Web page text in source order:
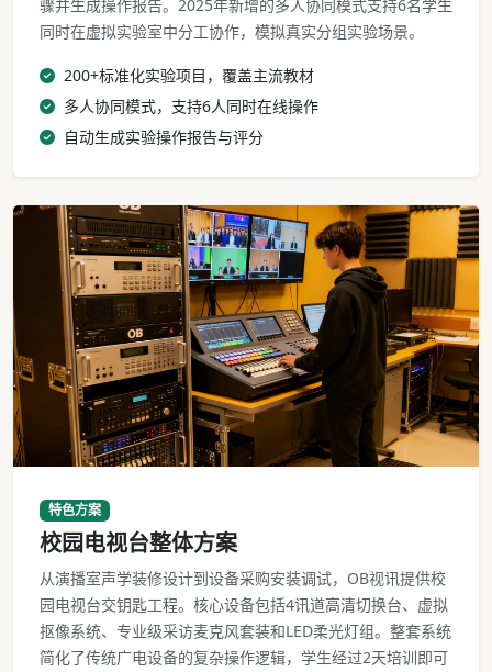
骤并生成操作报告。2025年新增的多人协同模式支持6名学生
同时在虚拟实验室中分工协作，模拟真实分组实验场景。
200+标准化实验项目，覆盖主流教材
多人协同模式，支持6人同时在线操作
自动生成实验操作报告与评分
特色方案
校园电视台整体方案
从演播室声学装修设计到设备采购安装调试，OB视讯提供校
园电视台交钥匙工程。核心设备包括4讯道高清切换台、虚拟
抠像系统、专业级采访麦克风套装和LED柔光灯组。整套系统
简化了传统广电设备的复杂操作逻辑，学生经过2天培训即可